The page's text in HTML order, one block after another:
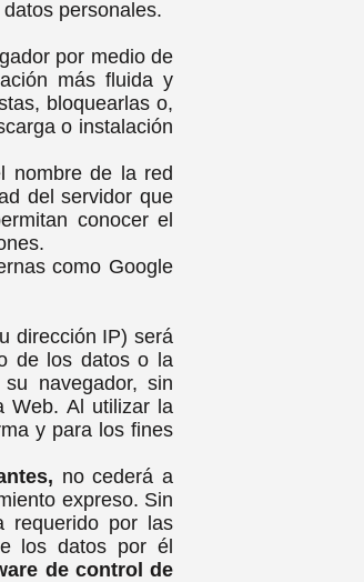
personales.
por medio de
más fluida y
bloquearlas o,
o instalación
nombre de la red
del servidor que
conocer el
como Google
dirección IP) será
de los datos o la
navegador, sin
Web. Al utilizar la
y para los fines
no cederá a
expreso. Sin
requerido por las
los datos por él
de control de